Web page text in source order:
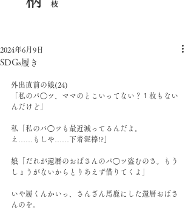
SDGs履き
2024年6月9日
外出直前の娘(24)
「私のパ◯ツ、ママのとこいってない？１枚もない
んだけど」
私「私のパ◯ツも最近減ってるんだよ。
え……もしや……下着泥棒!?」
娘「だれが還暦のおばさんのパ◯ツ盗むのさ。もう
しょうがないからとりあえず借りてくよ」
いや履くんかいっ、さんざん馬鹿にした還暦おばさ
んのを。